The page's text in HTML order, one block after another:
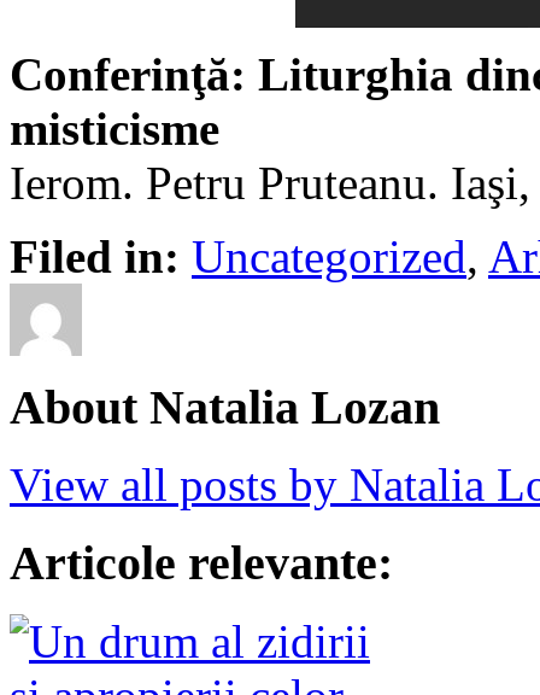
Conferinţă: Liturghia
misticisme
Ierom. Petru Pruteanu.
Filed in: Uncategorized,
About Natalia Lozan
View all posts by Natalia
Articole relevante: